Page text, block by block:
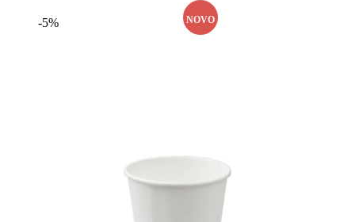
-5% NOVO